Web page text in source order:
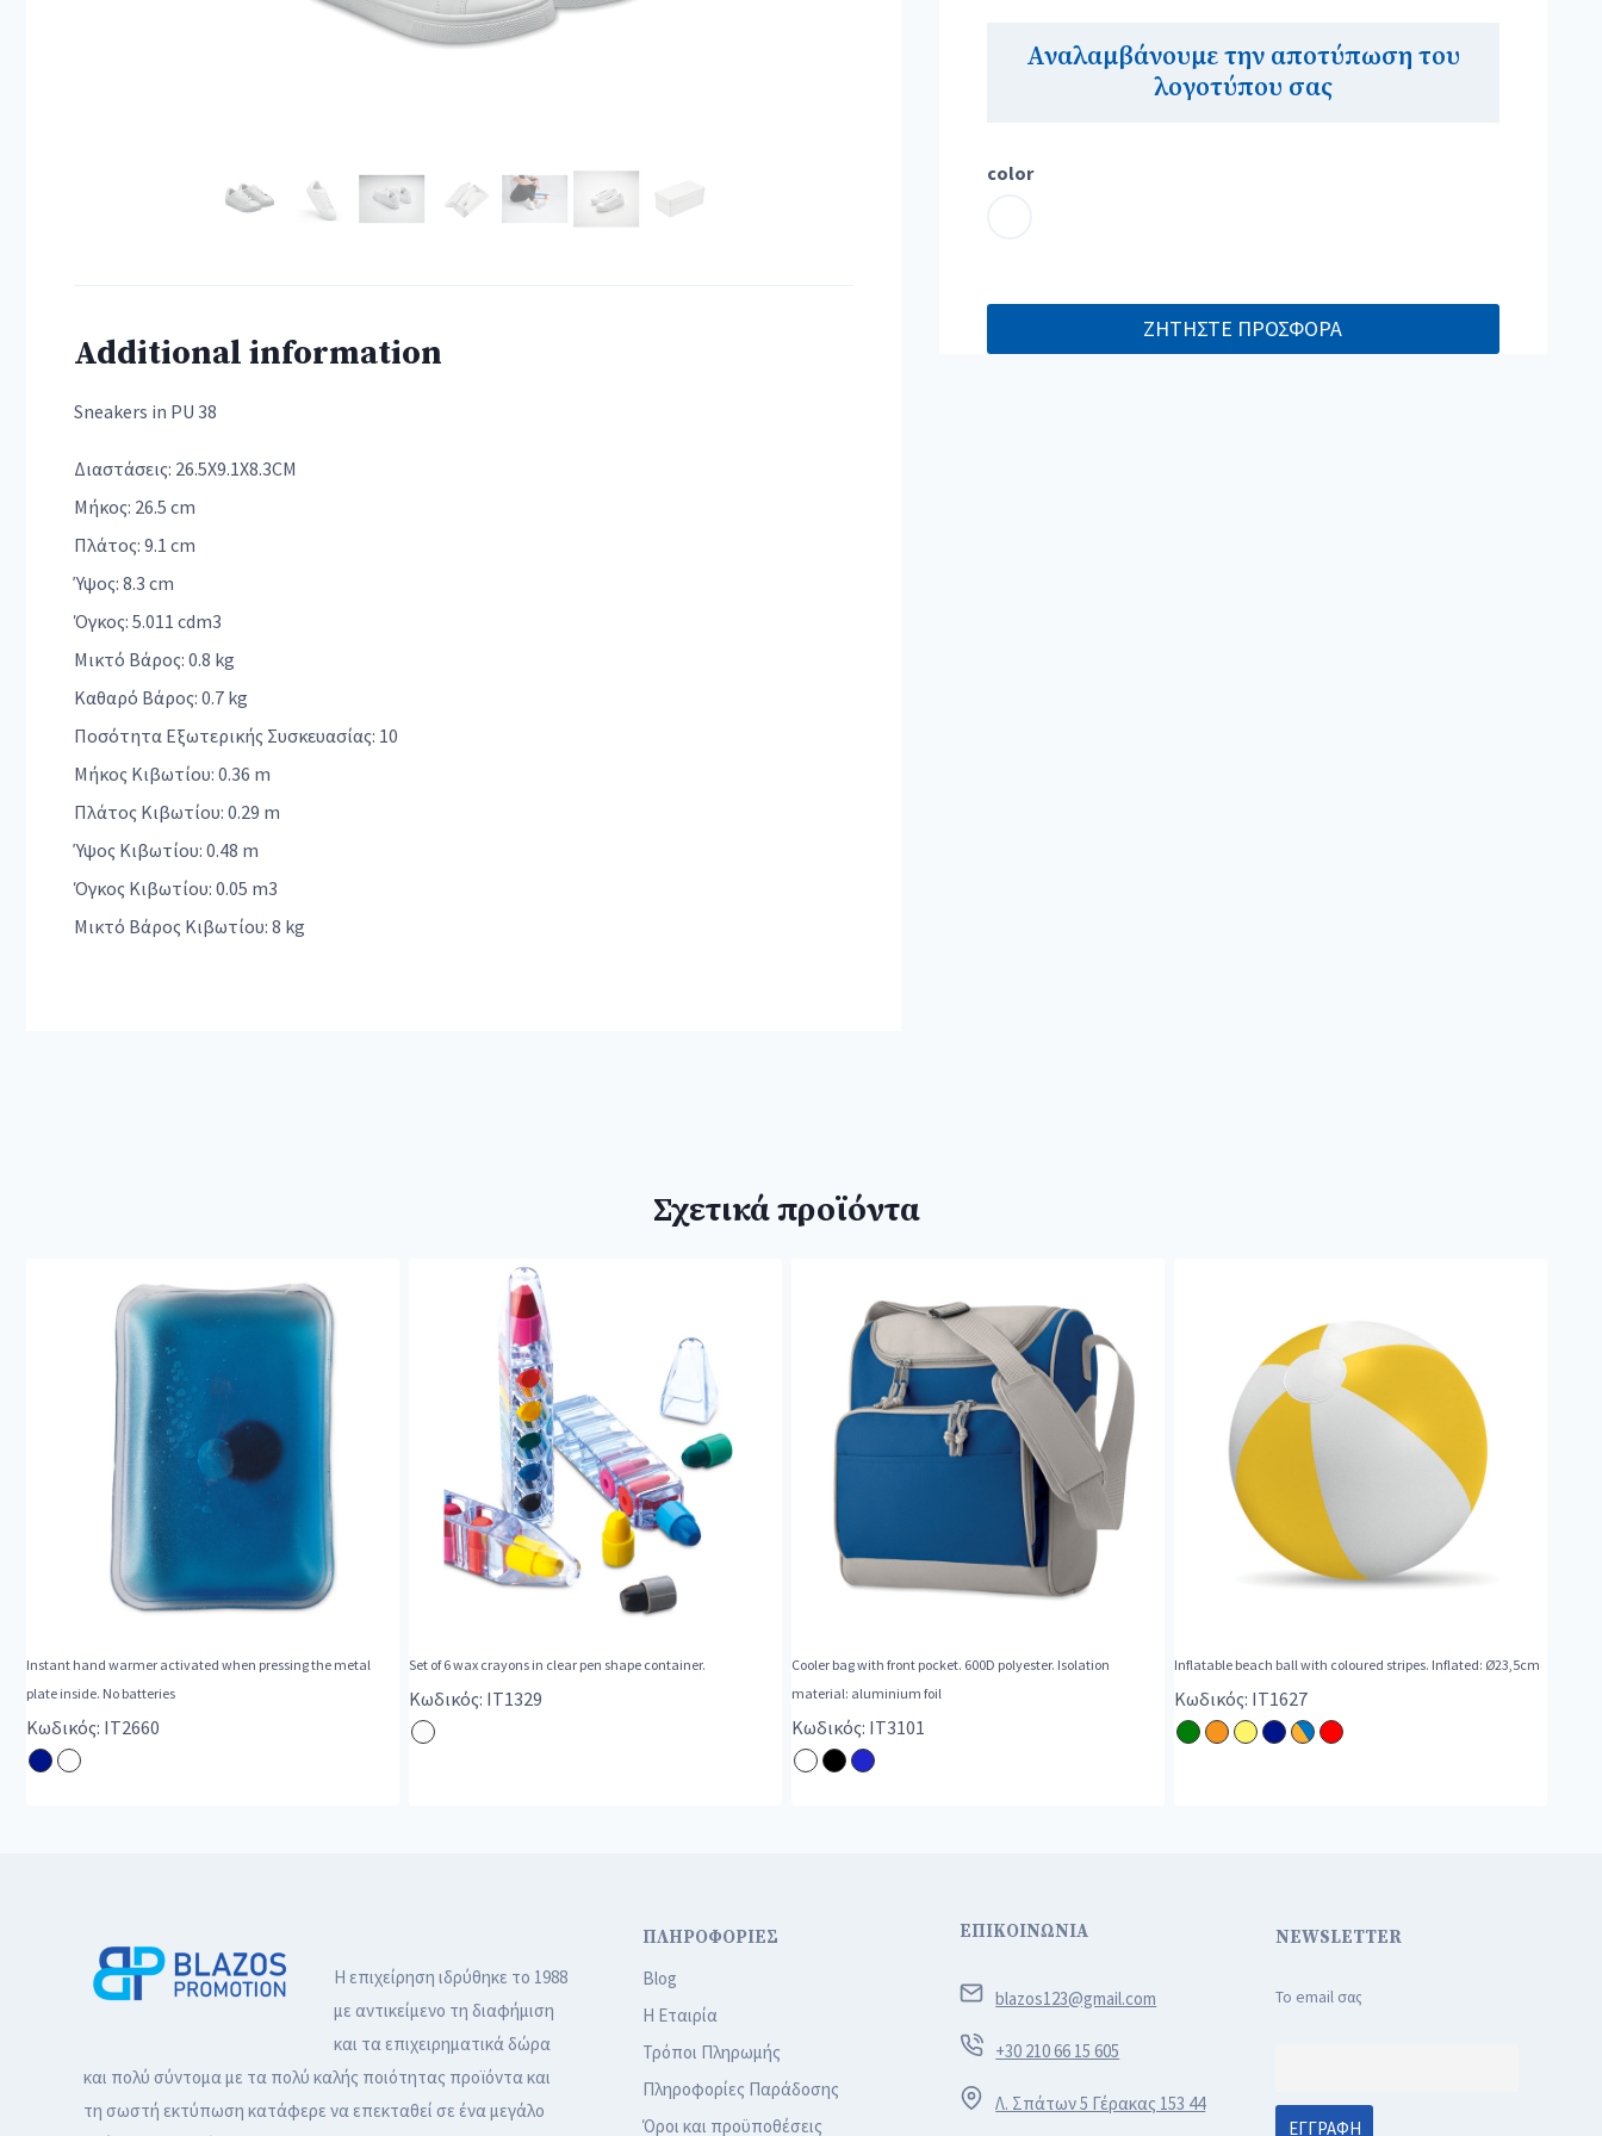
Additional information
Sneakers in PU 38
Διαστάσεις: 26.5X9.1X8.3CM
Μήκος: 26.5 cm
Πλάτος: 9.1 cm
Ύψος: 8.3 cm
Όγκος: 5.011 cdm3
Μικτό Βάρος: 0.8 kg
Καθαρό Βάρος: 0.7 kg
Ποσότητα Εξωτερικής Συσκευασίας: 10
Μήκος Κιβωτίου: 0.36 m
Πλάτος Κιβωτίου: 0.29 m
Ύψος Κιβωτίου: 0.48 m
Όγκος Κιβωτίου: 0.05 m3
Μικτό Βάρος Κιβωτίου: 8 kg
Αναλαμβάνουμε την αποτύπωση του
λογοτύπου σας
color
ΖΗΤΗΣΤΕ ΠΡΟΣΦΟΡΑ
Σχετικά προϊόντα
Instant hand warmer activated when pressing the metal
plate inside. No batteries
Κωδικός: IT2660
Set of 6 wax crayons in clear pen shape container.
Κωδικός: IT1329
Cooler bag with front pocket. 600D polyester. Isolation
material: aluminium foil
Κωδικός: IT3101
Inflatable beach ball with coloured stripes. Inflated: Ø23,5cm
Κωδικός: IT1627
Η επιχείρηση ιδρύθηκε το 1988
με αντικείμενο τη διαφήμιση
και τα επιχειρηματικά δώρα
και πολύ σύντομα με τα πολύ καλής ποιότητας προϊόντα και
τη σωστή εκτύπωση κατάφερε να επεκταθεί σε ένα μεγάλο
ΠΛΗΡΟΦΟΡΙΕΣ
Blog
Η Εταιρία
Τρόποι Πληρωμής
Πληροφορίες Παράδοσης
Όροι και προϋποθέσεις
ΕΠΙΚΟΙΝΩΝΙΑ
blazos123@gmail.com
+30 210 66 15 605
Λ. Σπάτων 5 Γέρακας 153 44
NEWSLETTER
Το email σας